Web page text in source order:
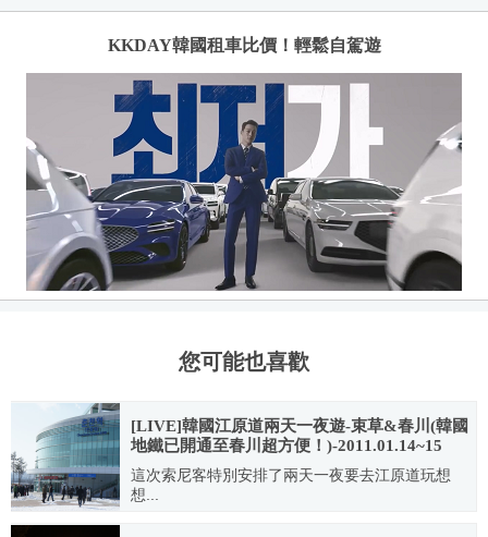
KKDAY韓國租車比價！輕鬆自駕遊
您可能也喜歡
[LIVE]韓國江原道兩天一夜遊-束草&春川(韓國
地鐵已開通至春川超方便！)-2011.01.14~15
這次索尼客特別安排了兩天一夜要去江原道玩想
想...
2011.01.17